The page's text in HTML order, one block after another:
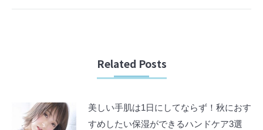
Related Posts
美しい手肌は1日にしてならず！秋におす
すめしたい保湿ができるハンドケア3選